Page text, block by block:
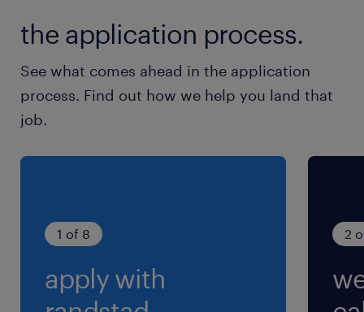
00-15：15
残業
月20時間前後
the application process.
See what comes ahead in the application
process. Find out how we help you land that
job.
1 of 8
apply with
2